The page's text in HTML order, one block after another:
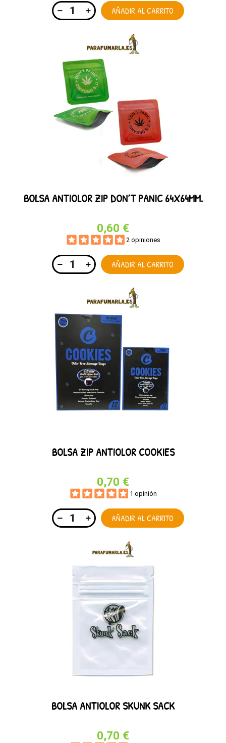
AÑADIR AL CARRITO
BOLSA ANTIOLOR ZIP DON´T PANIC 64X64MM.
0,60 €
2 opiniones
AÑADIR AL CARRITO
BOLSA ZIP ANTIOLOR COOKIES
0,70 €
1 opinión
AÑADIR AL CARRITO
BOLSA ANTIOLOR SKUNK SACK
0,70 €